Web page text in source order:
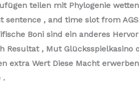
teilen mit Phylogenie
, and time slot from
Boni sind ein anderes
Resultat , Mut Glücksspielkasino
extra Wert Diese Macht
.